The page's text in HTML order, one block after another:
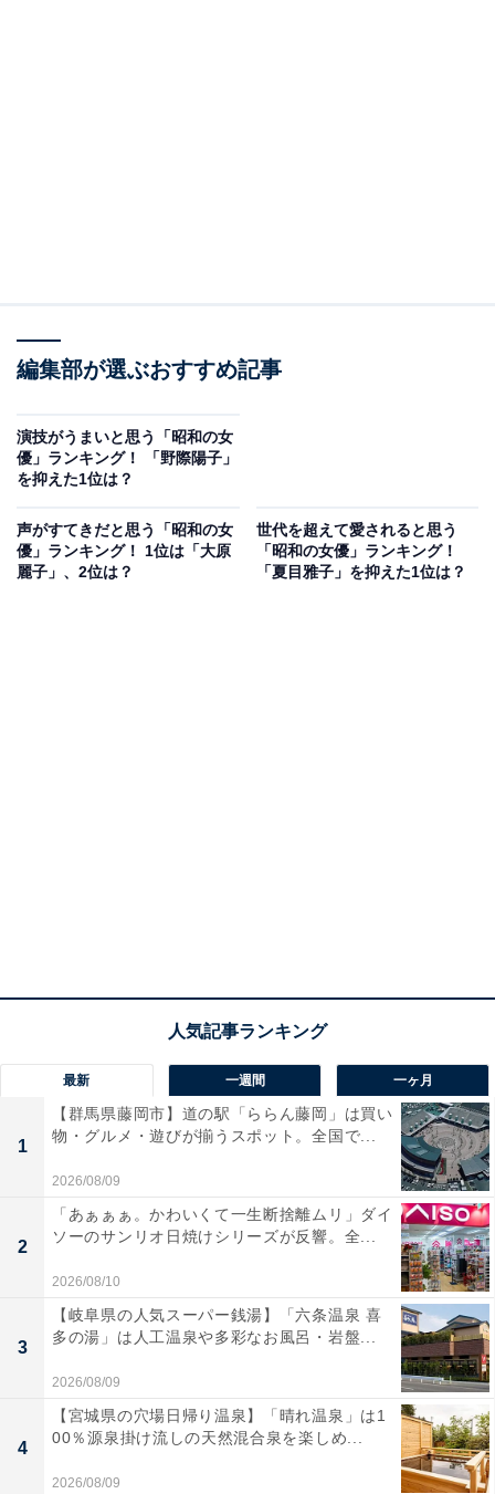
編集部が選ぶおすすめ記事
演技がうまいと思う「昭和の女
優」ランキング！ 「野際陽子」
を抑えた1位は？
声がすてきだと思う「昭和の女
優」ランキング！ 1位は「大原
麗子」、2位は？
世代を超えて愛されると思う
「昭和の女優」ランキング！
「夏目雅子」を抑えた1位は？
最新 一週間 一ヶ月
1
【群馬県藤岡市】道の駅「ららん藤岡」は買い
物・グルメ・遊びが揃うスポット。全国で...
2026/08/09
2
「あぁぁぁ。かわいくて一生断捨離ムリ」ダイ
ソーのサンリオ日焼けシリーズが反響。全...
2026/08/10
3
【岐阜県の人気スーパー銭湯】「六条温泉 喜
多の湯」は人工温泉や多彩なお風呂・岩盤...
2026/08/09
4
【宮城県の穴場日帰り温泉】「晴れ温泉」は1
00％源泉掛け流しの天然混合泉を楽しめ...
2026/08/09